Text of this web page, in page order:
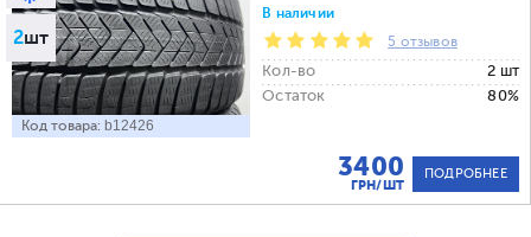
2шт
Код товара: b12426
В наличии
5 отзывов
Кол-во
2 шт
Остаток
80%
3400
ГРН/ШТ
ПОДРОБНЕЕ